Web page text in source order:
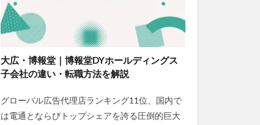
大広・博報堂｜博報堂DYホールディングス
子会社の違い・転職方法を解説
グローバル広告代理店ランキング11位、国内で
は電通とならびトップシェアを誇る圧倒的巨大